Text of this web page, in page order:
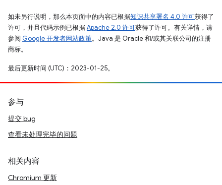
如未另行说明，那么本页面中的内容已根据知识共享署名 4.0 许可获得了
许可，并且代码示例已根据Apache 2.0 许可获得了许可。有关详情，请
参阅 Google 开发者网站政策。Java 是 Oracle 和/或其关联公司的注册
商标。
最后更新时间 (UTC)：2023-01-25。
参与
提交 bug
查看未处理完毕的问题
相关内容
Chromium 更新